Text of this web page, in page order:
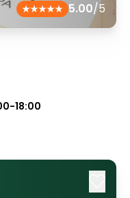
5.00/5
18:00